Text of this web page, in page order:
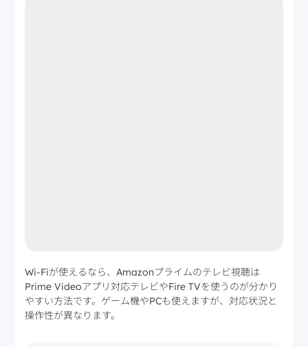
Wi-Fiが使えるなら、Amazonプライムのテレビ視聴は
Prime Videoアプリ対応テレビやFire TVを使うのが分かり
やすい方法です。ゲーム機やPCも使えますが、対応状況と
操作性が異なります。